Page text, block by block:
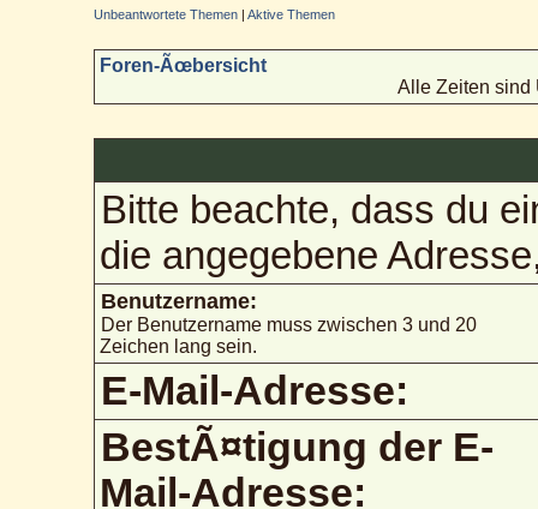
Unbeantwortete Themen |Aktive Themen
Foren-Ãœbersicht
Alle Zeiten sind
Bitte beachte, dass du
die angegebene
Benutzername:
Der Benutzername muss zwischen 3 und 20
Zeichen lang sein.
E-Mail-Adresse:
BestÃ¤tigung der E-
Mail-Adresse: